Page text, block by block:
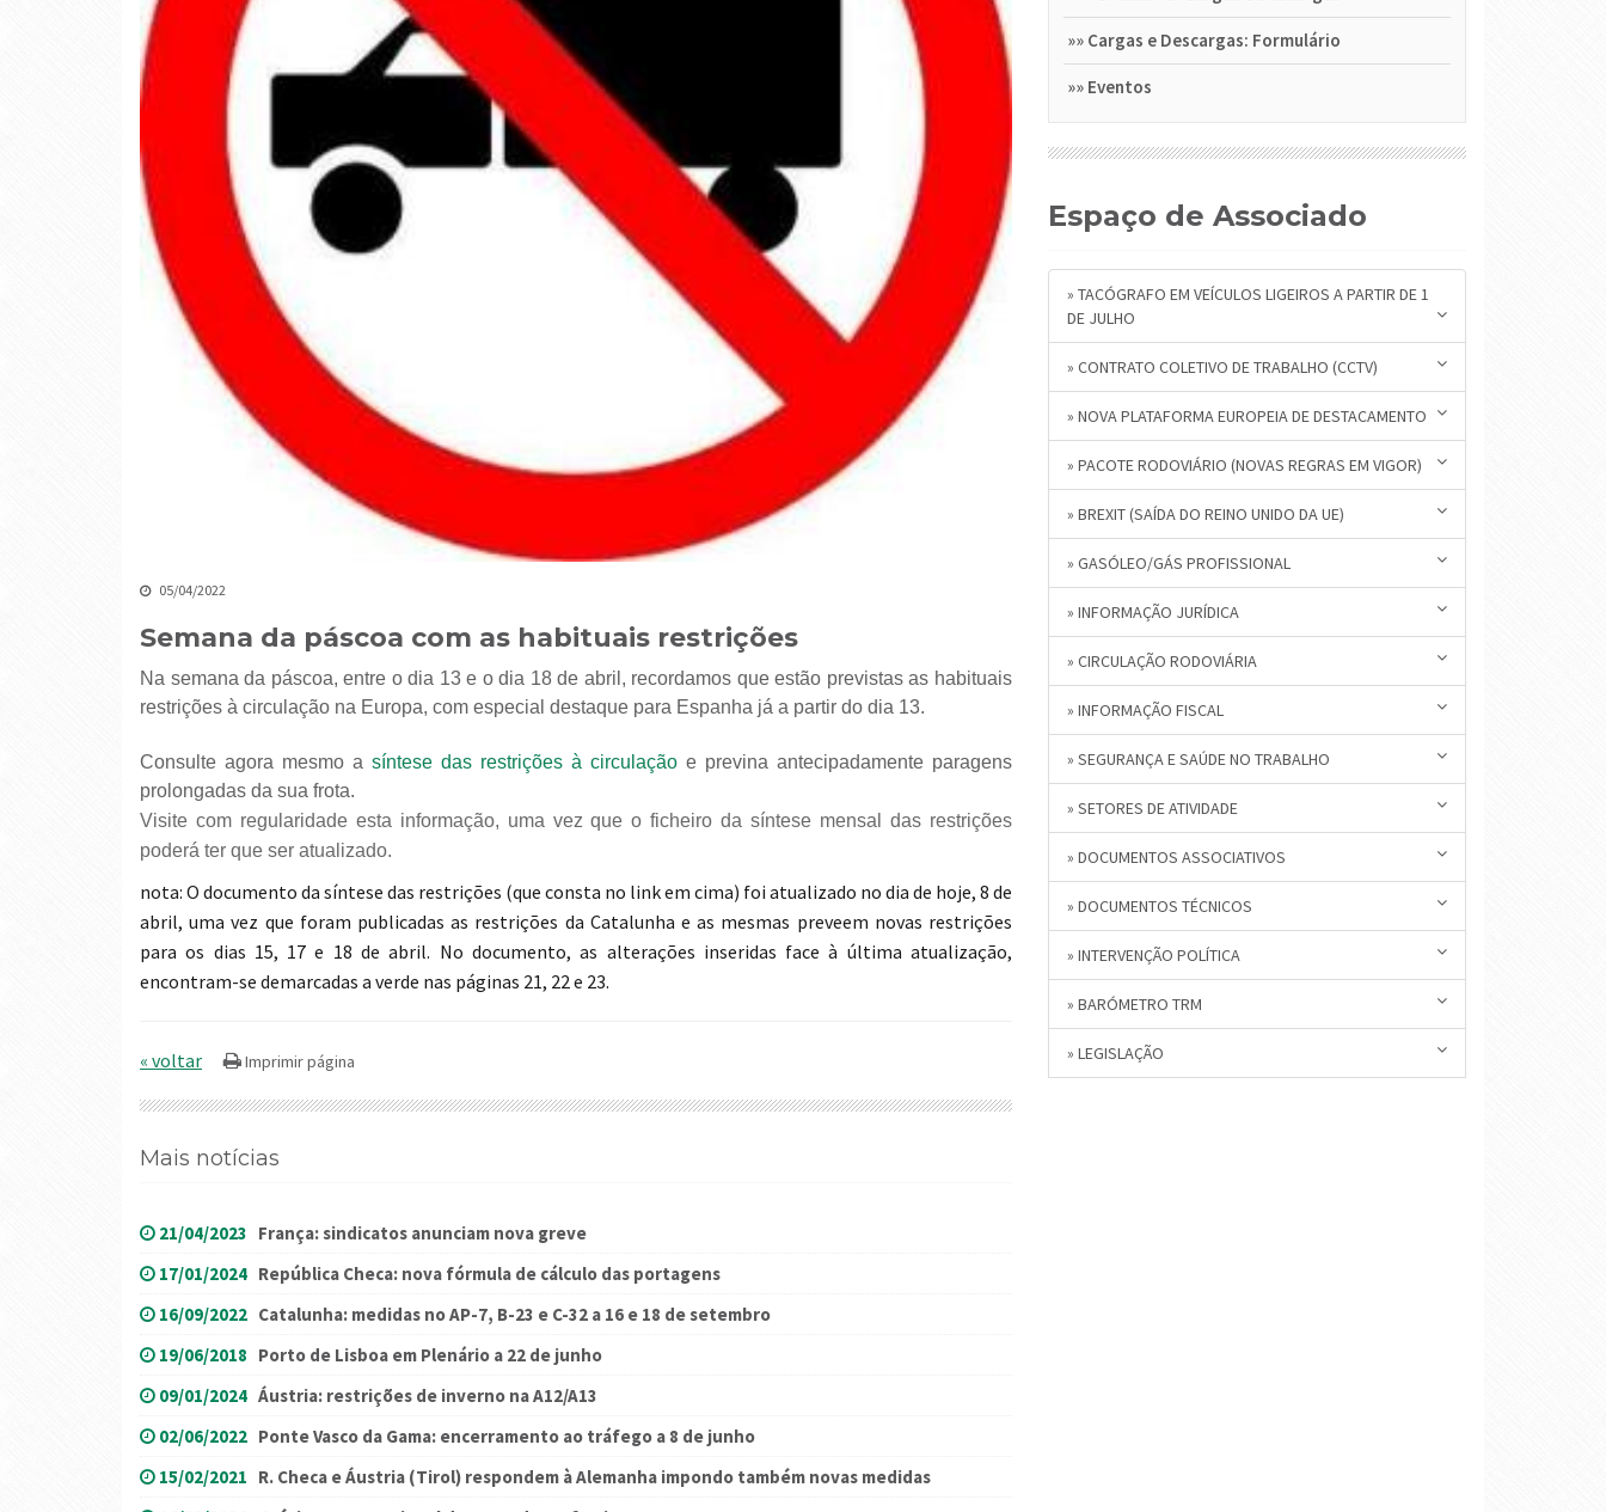
05/04/2022
Semana da páscoa com as habituais restrições
Na semana da páscoa, entre o dia 13 e o dia 18 de abril, recordamos que estão previstas as habituais
restrições à circulação na Europa, com especial destaque para Espanha já a partir do dia 13.
Consulte agora mesmo a síntese das restrições à circulação e previna antecipadamente paragens
prolongadas da sua frota.
Visite com regularidade esta informação, uma vez que o ficheiro da síntese mensal das restrições
poderá ter que ser atualizado.
nota: O documento da síntese das restrições (que consta no link em cima) foi atualizado no dia de hoje, 8 de
abril, uma vez que foram publicadas as restrições da Catalunha e as mesmas preveem novas restrições
para os dias 15, 17 e 18 de abril. No documento, as alterações inseridas face à última atualização,
encontram-se demarcadas a verde nas páginas 21, 22 e 23.
« voltar
Mais notícias
21/04/2023 França: sindicatos anunciam nova greve
17/01/2024 República Checa: nova fórmula de cálculo das portagens
16/09/2022 Catalunha: medidas no AP-7, B-23 e C-32 a 16 e 18 de setembro
19/06/2018 Porto de Lisboa em Plenário a 22 de junho
09/01/2024 Áustria: restrições de inverno na A12/A13
02/06/2022 Ponte Vasco da Gama: encerramento ao tráfego a 8 de junho
15/02/2021 R. Checa e Áustria (Tirol) respondem à Alemanha impondo também novas medidas
»» Cargas e Descargas: Formulário
»» Eventos
Espaço de Associado
» TACÓGRAFO EM VEÍCULOS LIGEIROS A PARTIR DE 1
DE JULHO
» CONTRATO COLETIVO DE TRABALHO (CCTV)
» NOVA PLATAFORMA EUROPEIA DE DESTACAMENTO
» PACOTE RODOVIÁRIO (NOVAS REGRAS EM VIGOR)
» BREXIT (SAÍDA DO REINO UNIDO DA UE)
» GASÓLEO/GÁS PROFISSIONAL
» INFORMAÇÃO JURÍDICA
» CIRCULAÇÃO RODOVIÁRIA
» INFORMAÇÃO FISCAL
» SEGURANÇA E SAÚDE NO TRABALHO
» SETORES DE ATIVIDADE
» DOCUMENTOS ASSOCIATIVOS
» DOCUMENTOS TÉCNICOS
» INTERVENÇÃO POLÍTICA
» BARÓMETRO TRM
» LEGISLAÇÃO